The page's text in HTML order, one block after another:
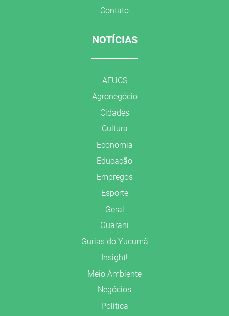
Contato
NOTÍCIAS
AFUCS
Agronegócio
Cidades
Cultura
Economia
Educação
Empregos
Esporte
Geral
Guarani
Gurias do Yucumã
Insight!
Meio Ambiente
Negócios
Política